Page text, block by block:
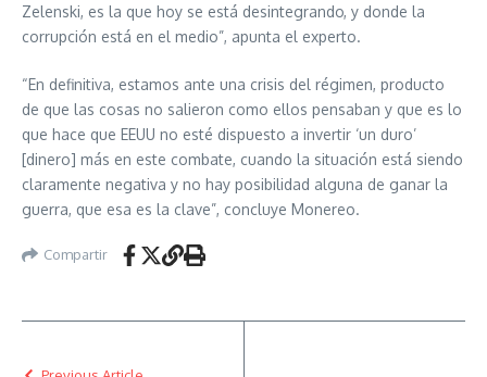
Zelenski, es la que hoy se está desintegrando, y donde la
corrupción está en el medio”, apunta el experto.
“En definitiva, estamos ante una crisis del régimen, producto
de que las cosas no salieron como ellos pensaban y que es lo
que hace que EEUU no esté dispuesto a invertir ‘un duro’
[dinero] más en este combate, cuando la situación está siendo
claramente negativa y no hay posibilidad alguna de ganar la
guerra, que esa es la clave”, concluye Monereo.
Compartir